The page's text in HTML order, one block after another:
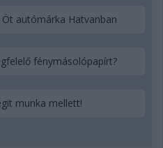
autómárka Hatvanban
fénymásolópapírt?
munka mellett!